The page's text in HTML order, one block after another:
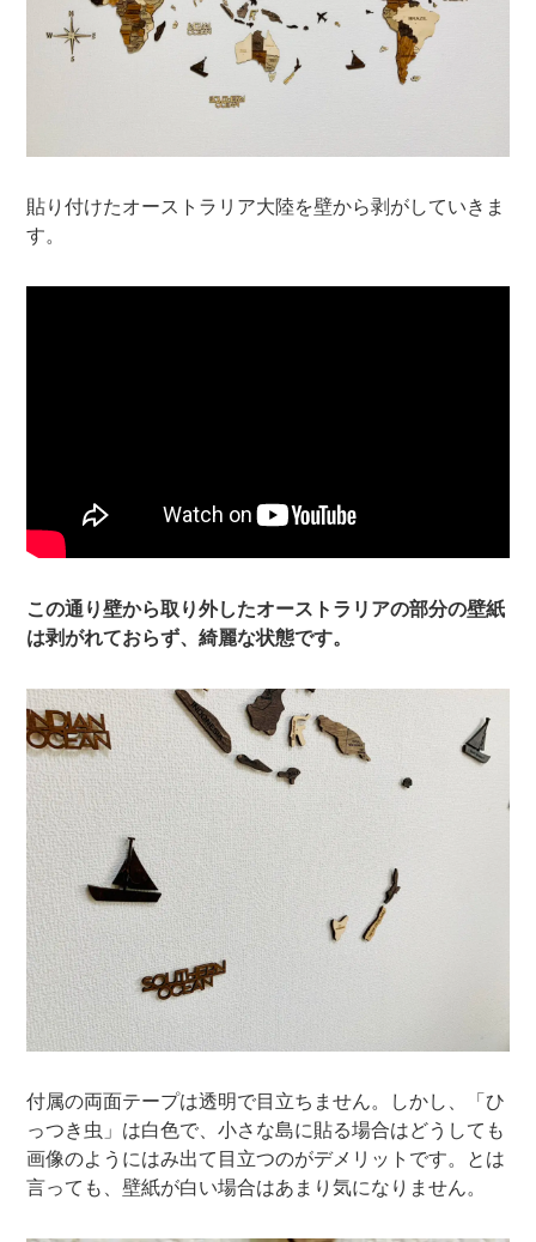
貼り付けたオーストラリア大陸を壁から剥がしていきま
す。
この通り壁から取り外したオーストラリアの部分の壁紙
は剥がれておらず、綺麗な状態です。
付属の両面テープは透明で目立ちません。しかし、「ひ
っつき虫」は白色で、小さな島に貼る場合はどうしても
画像のようにはみ出て目立つのがデメリットです。とは
言っても、壁紙が白い場合はあまり気になりません。